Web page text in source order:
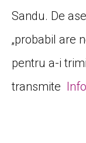
Sandu. De
„probabil are
pentru a-i
transmite